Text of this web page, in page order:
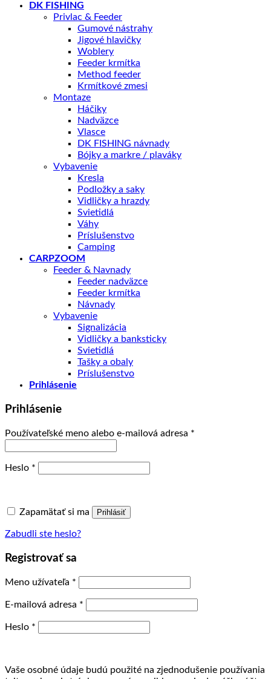
DK FISHING
Privlac & Feeder
Gumové nástrahy
Jigové hlavičky
Woblery
Feeder krmítka
Method feeder
Krmítkové zmesi
Montaze
Háčiky
Nadväzce
Vlasce
DK FISHING návnady
Bójky a markre / plaváky
Vybavenie
Kresla
Podložky a saky
Vidličky a hrazdy
Svietidlá
Váhy
Príslušenstvo
Camping
CARPZOOM
Feeder & Navnady
Feeder nadväzce
Feeder krmítka
Návnady
Vybavenie
Signalizácia
Vidličky a banksticky
Svietidlá
Tašky a obaly
Príslušenstvo
Prihlásenie
Prihlásenie
Používateľské meno alebo e-mailová adresa *
Heslo *
Zapamätať si ma Prihlásiť
Zabudli ste heslo?
Registrovať sa
Meno užívateľa *
E-mailová adresa *
Heslo *
Vaše osobné údaje budú použité na zjednodušenie používania